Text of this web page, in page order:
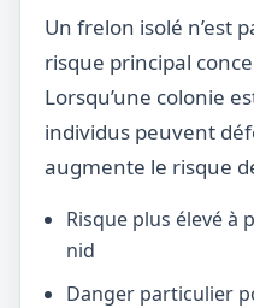
Un frelon isolé n’est
risque principal
Lorsqu’une colonie
individus peuvent
augmente le risque
Risque plus élevé à
nid
Danger particulier